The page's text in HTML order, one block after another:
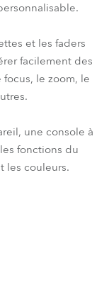
et les faders
facilement des
le zoom, le
une console à
fonctions du
les couleurs.